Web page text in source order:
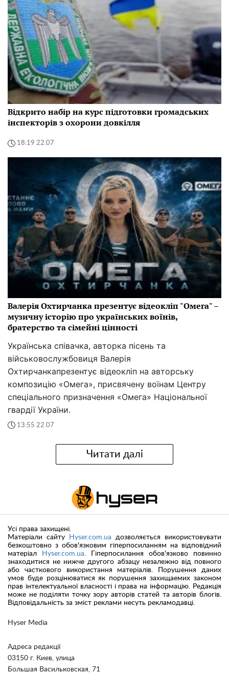
Відкрито набір на курс підготовки громадських
інспекторів з охорони довкілля
18:19 22.07
Валерія Охтирчанка презентує відеокліп "Омега" –
музичну історію про українських воїнів,
братерство та сімейні цінності
Українська співачка, авторка пісень та
військовослужбовиця Валерія
Охтирчанкапрезентує відеокліп на авторську
композицію «Омега», присвячену воїнам Центру
спеціального призначення «Омега» Національної
гвардії України.
13:55 22.07
Читати далі
Hyser Media
Адреса редакції
03150 г. Киев, улица
Большая Васильковская, 71
Усі права захищені.
Матеріали сайту
Hyser.com.ua дозволяється використовувати
безкоштовно з обов'язковим гіперпосиланням на відповідний
матеріал
Hyser.com.ua. Гіперпосилання обов'язково повинно
знаходитися не нижче другого абзацу незалежно від повного
або часткового використання матеріалів. Порушення даних
умов буде розцінюватися як порушення захищаемих законом
прав інтелектуальної власності і права на інформацію. Редакція
може не поділяти точку зору авторів статей та авторів блогів.
Відповідальність за зміст реклами несуть рекламодавці.